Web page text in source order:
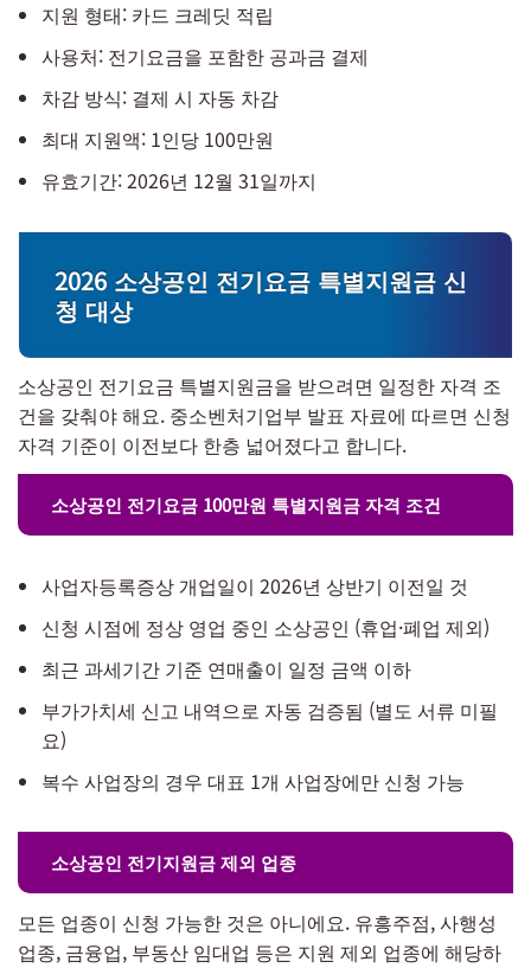
지원 형태: 카드 크레딧 적립
사용처: 전기요금을 포함한 공과금 결제
차감 방식: 결제 시 자동 차감
최대 지원액: 1인당 100만원
유효기간: 2026년 12월 31일까지
2026 소상공인 전기요금 특별지원금 신
청 대상
소상공인 전기요금 특별지원금을 받으려면 일정한 자격 조
건을 갖춰야 해요. 중소벤처기업부 발표 자료에 따르면 신청
자격 기준이 이전보다 한층 넓어졌다고 합니다.
소상공인 전기요금 100만원 특별지원금 자격 조건
사업자등록증상 개업일이 2026년 상반기 이전일 것
신청 시점에 정상 영업 중인 소상공인 (휴업·폐업 제외)
최근 과세기간 기준 연매출이 일정 금액 이하
부가가치세 신고 내역으로 자동 검증됨 (별도 서류 미필
요)
복수 사업장의 경우 대표 1개 사업장에만 신청 가능
소상공인 전기지원금 제외 업종
모든 업종이 신청 가능한 것은 아니에요. 유흥주점, 사행성
업종, 금융업, 부동산 임대업 등은 지원 제외 업종에 해당하